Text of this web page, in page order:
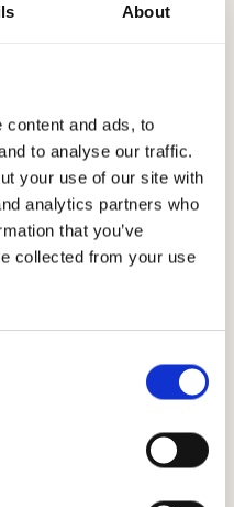
About
content and ads, to
to analyse our traffic.
your use of our site with
analytics partners who
that you’ve
collected from your use
ein Wein mit
treuer Interpret der